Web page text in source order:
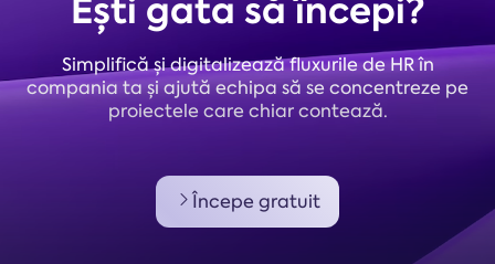
Ești gata să începi?
Simplifică și digitalizează fluxurile de HR în
compania ta și ajută echipa să se concentreze pe
proiectele care chiar contează.
Începe gratuit